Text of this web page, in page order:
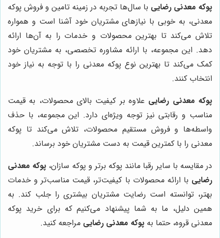
پوکه معدنی رضایی با سال‌ها تجربه در زمینه تامین و فروش پوکه
معدنی، به خوبی با نیازهای مشتریان خود آشنا است و همواره
تلاش می‌کند تا بهترین محصولات و خدمات را به آن‌ها ارائه
دهد. این مجموعه، با ارائه مشاوره تخصصی، به مشتریان خود
کمک می‌کند تا بهترین نوع پوکه معدنی را با توجه به نیاز خود
انتخاب کنند.
پوکه معدنی رضایی علاوه بر کیفیت بالای محصولات، به قیمت
مناسب و رقابتی نیز توجه ویژه‌ای دارد. این مجموعه، با حذف
واسطه‌ها و فروش مستقیم محصولات، تلاش می‌کند تا پوکه
معدنی را با کمترین قیمت به دست مشتریان خود برساند.
در مقایسه با سایر رقبا مانند پوکه برتر و پوکه سازان، پوکه معدنی
رضایی با ارائه محصولات با کیفیت‌تر، قیمت مناسب‌تر و خدمات
بهتر، توانسته است رضایت مشتریان بیشتری را جلب کند. به
همین دلیل، ما به شما پیشنهاد می‌کنیم که برای خرید پوکه
معدنی قروه، حتما به پوکه معدنی رضایی مراجعه کنید.